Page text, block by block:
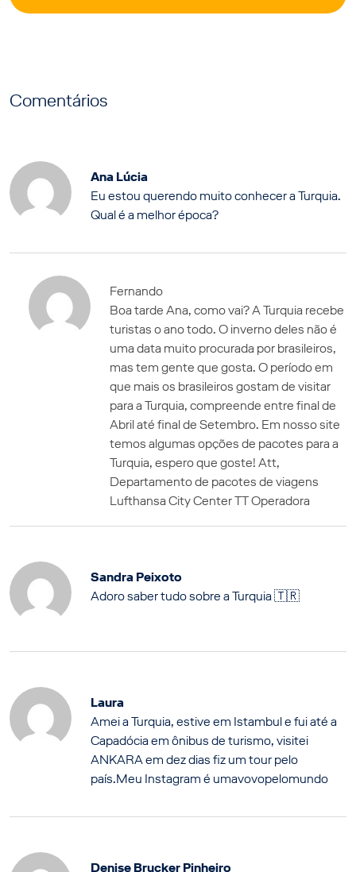
Comentários
Ana Lúcia
Eu estou querendo muito conhecer a Turquia.
Qual é a melhor época?
Fernando
Boa tarde Ana, como vai? A Turquia recebe
turistas o ano todo. O inverno deles não é
uma data muito procurada por brasileiros,
mas tem gente que gosta. O período em
que mais os brasileiros gostam de visitar
para a Turquia, compreende entre final de
Abril até final de Setembro. Em nosso site
temos algumas opções de pacotes para a
Turquia, espero que goste! Att,
Departamento de pacotes de viagens
Lufthansa City Center TT Operadora
Sandra Peixoto
Adoro saber tudo sobre a Turquia 🇹🇷
Laura
Amei a Turquia, estive em Istambul e fui até a
Capadócia em ônibus de turismo, visitei
ANKARA em dez dias fiz um tour pelo
país.Meu Instagram é umavovopelomundo
Denise Brucker Pinheiro